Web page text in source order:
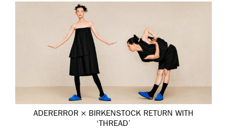
ADERERROR × BIRKENSTOCK RETURN WITH
‘THREAD’